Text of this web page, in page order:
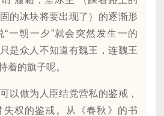
的冰块将要出现了）的逐渐形
“一朝一夕”就会突然发生一的
是众人不知道有魏王，连魏王
着的旗子呢。
做为人臣结党营私的鉴戒，
权的鉴戒。从《春秋》的书